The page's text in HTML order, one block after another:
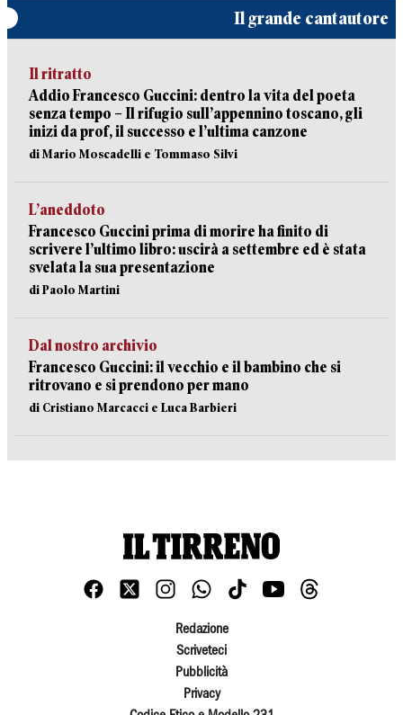
Il grande cantautore
Il ritratto
Addio Francesco Guccini: dentro la vita del poeta
senza tempo – Il rifugio sull’appennino toscano, gli
inizi da prof, il successo e l’ultima canzone
di Mario Moscadelli e Tommaso Silvi
L’aneddoto
Francesco Guccini prima di morire ha finito di
scrivere l’ultimo libro: uscirà a settembre ed è stata
svelata la sua presentazione
di Paolo Martini
Dal nostro archivio
Francesco Guccini: il vecchio e il bambino che si
ritrovano e si prendono per mano
di Cristiano Marcacci e Luca Barbieri
Redazione
Scriveteci
Pubblicità
Privacy